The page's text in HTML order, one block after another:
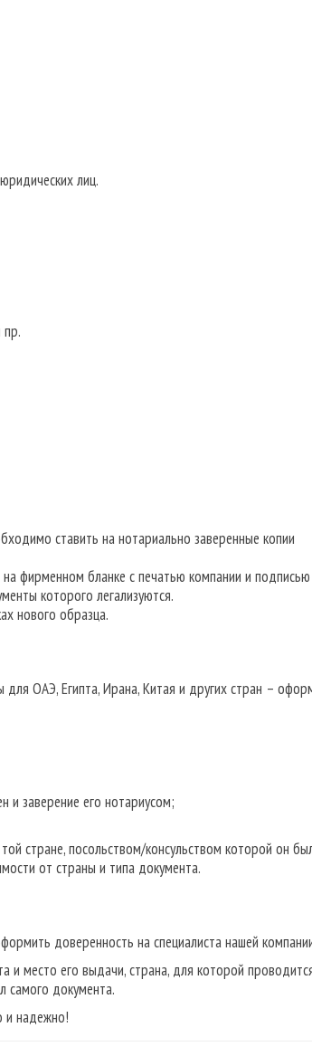
лиц.
ставить на нотариально заверенные копии
фирменном бланке с печатью компании и подписью
которого легализуются.
нового образца.
ОАЭ, Египта, Ирана, Китая и других стран –
и заверение его нотариусом;
стране, посольством/консульством которой он
от страны и типа документа.
доверенность на специалиста нашей
место его выдачи, страна, для которой
самого документа.
и надежно!